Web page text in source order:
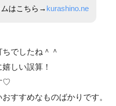
はこちら→ kurashino.ne
でしたね＾＾
しい誤算！
♡
すすめなものばかりです。